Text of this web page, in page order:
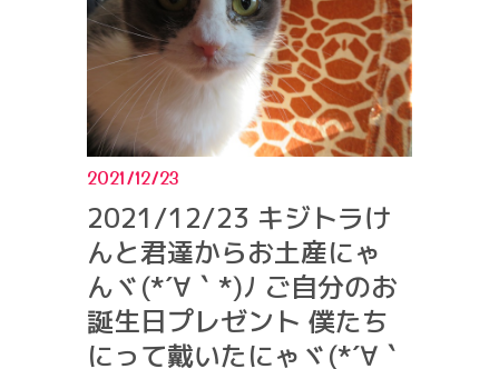
2021/12/23
2021/12/23 キジトラけ
んと君達からお土産にゃ
んヾ(*´∀｀*)ﾉ ご自分のお
誕生日プレゼント 僕たち
にって戴いたにゃヾ(*´∀｀